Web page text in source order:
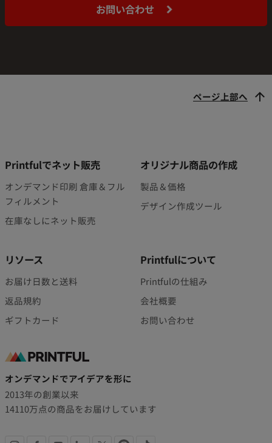
お問い合わせ
ページ上部へ
Printfulでネット販売
オンデマンド印刷 倉庫＆フル
フィルメント
在庫なしにネット販売
オリジナル商品の作成
製品＆価格
デザイン作成ツール
リソース
お届け日数と送料
返品規約
ギフトカード
Printfulについて
Printfulの仕組み
会社概要
お問い合わせ
オンデマンドでアイデアを形に
2013年の創業以来
14110万点の商品をお届けしています
認
証